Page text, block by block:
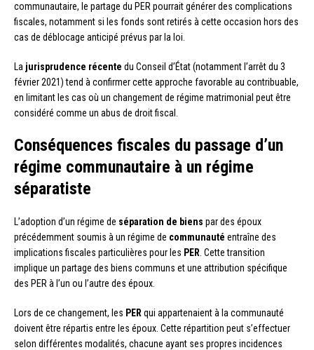
communautaire, le partage du PER pourrait générer des complications
fiscales, notamment si les fonds sont retirés à cette occasion hors des
cas de déblocage anticipé prévus par la loi.
La jurisprudence récente du Conseil d’État (notamment l’arrêt du 3
février 2021) tend à confirmer cette approche favorable au contribuable,
en limitant les cas où un changement de régime matrimonial peut être
considéré comme un abus de droit fiscal.
Conséquences fiscales du passage d’un
régime communautaire à un régime
séparatiste
L’adoption d’un régime de séparation de biens par des époux
précédemment soumis à un régime de communauté entraîne des
implications fiscales particulières pour les PER. Cette transition
implique un partage des biens communs et une attribution spécifique
des PER à l’un ou l’autre des époux.
Lors de ce changement, les PERqui appartenaient à la communauté
doivent être répartis entre les époux. Cette répartition peut s’effectuer
selon différentes modalités, chacune ayant ses propres incidences